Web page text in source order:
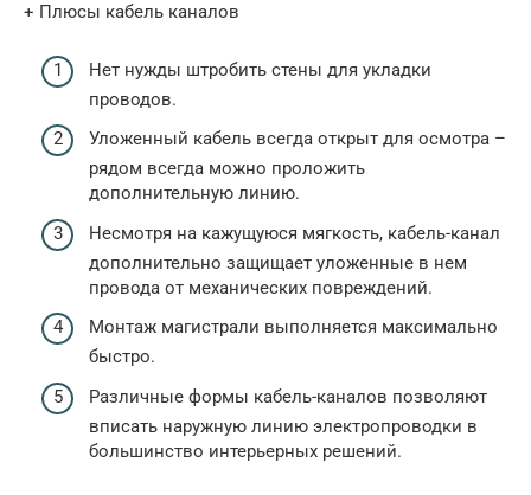
+ Плюсы кабель каналов
Нет нужды штробить стены для укладки
проводов.
Уложенный кабель всегда открыт для осмотра –
рядом всегда можно проложить
дополнительную линию.
Несмотря на кажущуюся мягкость, кабель-канал
дополнительно защищает уложенные в нем
провода от механических повреждений.
Монтаж магистрали выполняется максимально
быстро.
Различные формы кабель-каналов позволяют
вписать наружную линию электропроводки в
большинство интерьерных решений.